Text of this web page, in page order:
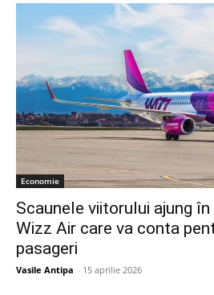
Economie
Scaunele viitorului ajung
Wizz Air care va conta
pasageri
Vasile Antipa - 15 aprilie 2026